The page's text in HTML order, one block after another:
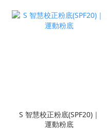
S 智慧校正粉底(SPF20)｜
運動粉底